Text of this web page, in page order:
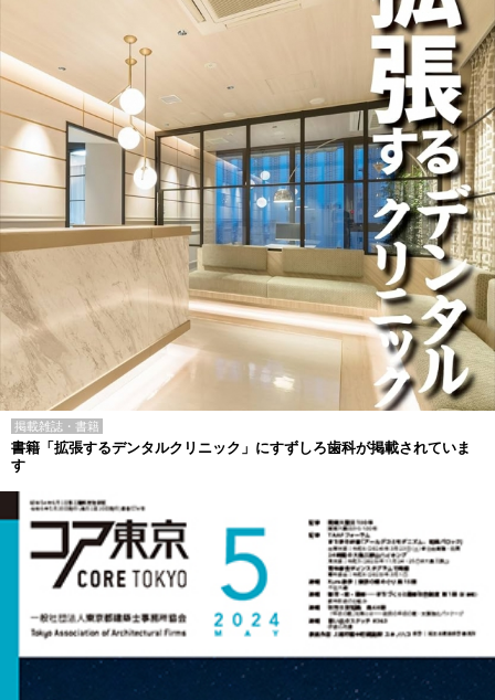
掲載雑誌・書籍
書籍「拡張するデンタルクリニック」にすずしろ歯科が掲載されていま
す